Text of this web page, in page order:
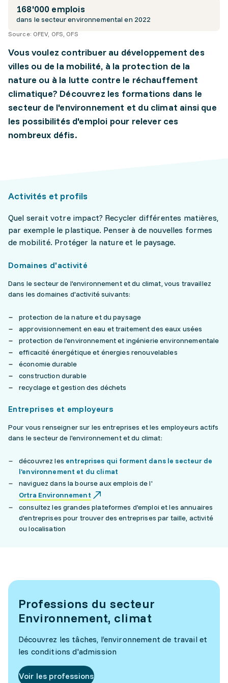
168'000 emplois
dans le secteur environnemental en 2022
Source: OFEV, OFS, OFS
Vous voulez contribuer au développement des
villes ou de la mobilité, à la protection de la
nature ou à la lutte contre le réchauffement
climatique? Découvrez les formations dans le
secteur de l'environnement et du climat ainsi que
les possibilités d'emploi pour relever ces
nombreux défis.
Activités et profils
Quel serait votre impact? Recycler différentes matières,
par exemple le plastique. Penser à de nouvelles formes
de mobilité. Protéger la nature et le paysage.
Domaines d'activité
Dans le secteur de l'environnement et du climat, vous travaillez
dans les domaines d'activité suivants:
protection de la nature et du paysage
approvisionnement en eau et traitement des eaux usées
protection de l'environnement et ingénierie environnementale
efficacité énergétique et énergies renouvelables
économie durable
construction durable
recyclage et gestion des déchets
Entreprises et employeurs
Pour vous renseigner sur les entreprises et les employeurs actifs
dans le secteur de l'environnement et du climat:
découvrez les entreprises qui forment dans le secteur de
l'environnement et du climat
naviguez dans la bourse aux emplois de l'
Ortra Environnement
consultez les grandes plateformes d'emploi et les annuaires
d'entreprises pour trouver des entreprises par taille, activité
ou localisation
Professions du secteur
Environnement, climat
Découvrez les tâches, l’environnement de travail et
les conditions d'admission
Voir les professions